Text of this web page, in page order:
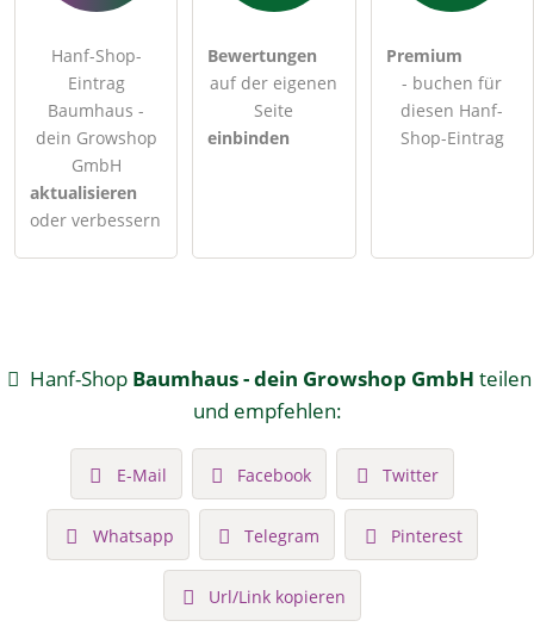
Hanf-Shop-
Eintrag
Baumhaus -
dein Growshop
GmbH
aktualisieren
oder verbessern
Bewertungen
auf der eigenen
Seite
einbinden
Premium
- buchen für
diesen Hanf-
Shop-Eintrag
Hanf-Shop Baumhaus - dein Growshop GmbH teilen
und empfehlen:
E-Mail Facebook Twitter
Whatsapp Telegram Pinterest
Url/Link kopieren